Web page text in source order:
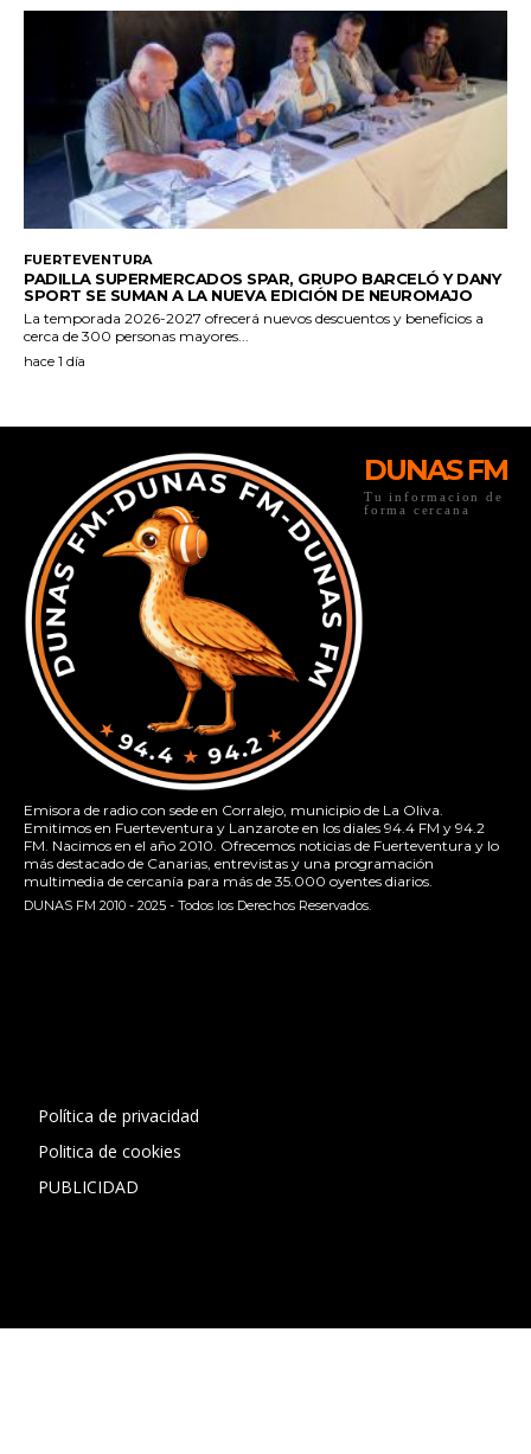
DUNAS FM
Tu informacion de
forma cercana
Emisora de radio con sede en Corralejo, municipio de La Oliva.
Emitimos en Fuerteventura y Lanzarote en los diales 94.4 FM y 94.2
FM. Nacimos en el año 2010. Ofrecemos noticias de Fuerteventura y lo
más destacado de Canarias, entrevistas y una programación
multimedia de cercanía para más de 35.000 oyentes diarios.
DUNAS FM 2010 - 2025 - Todos los Derechos Reservados.
Política de privacidad
Politica de cookies
PUBLICIDAD